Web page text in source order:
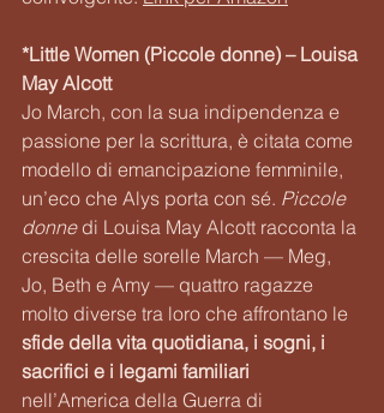
*Little Women (Piccole donne) – Louisa
May Alcott
Jo March, con la sua indipendenza e
passione per la scrittura, è citata come
modello di emancipazione femminile,
un’eco che Alys porta con sé. Piccole
donne di Louisa May Alcott racconta la
crescita delle sorelle March — Meg,
Jo, Beth e Amy — quattro ragazze
molto diverse tra loro che affrontano le
sfide della vita quotidiana, i sogni, i
sacrifici e i legami familiari
nell’America della Guerra di